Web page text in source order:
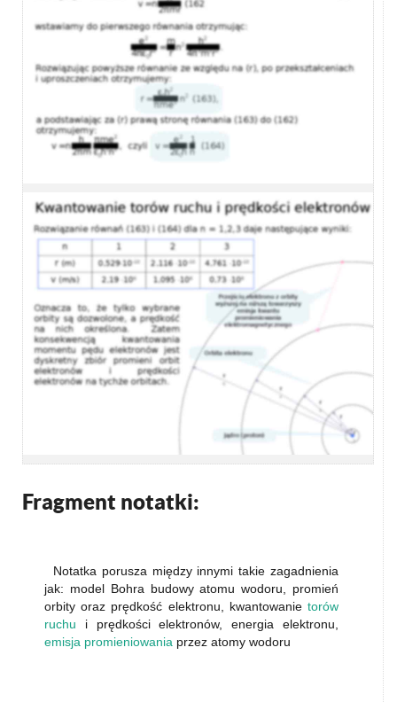
Fragment notatki:
Notatka porusza między innymi takie zagadnienia
jak: model Bohra budowy atomu wodoru, promień
orbity oraz prędkość elektronu, kwantowanie torów
ruchu i prędkości elektronów, energia elektronu,
emisja promieniowania przez atomy wodoru